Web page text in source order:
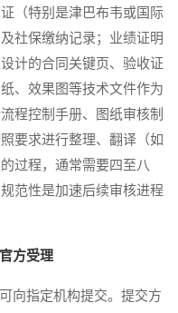
（特别是津巴布韦或国际
社保缴纳记录；业绩证明
计的合同关键页、验收证
、效果图等技术文件作为
程控制手册、图纸审核制
要求进行整理、翻译（如
过程，通常需要四至八
范性是加速后续审核进程
方受理
指定机构提交。提交方